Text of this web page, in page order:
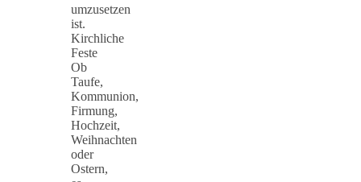
umzusetzen
ist.
Kirchliche
Feste
Ob
Taufe,
Kommunion,
Firmung,
Hochzeit,
Weihnachten
oder
Ostern,